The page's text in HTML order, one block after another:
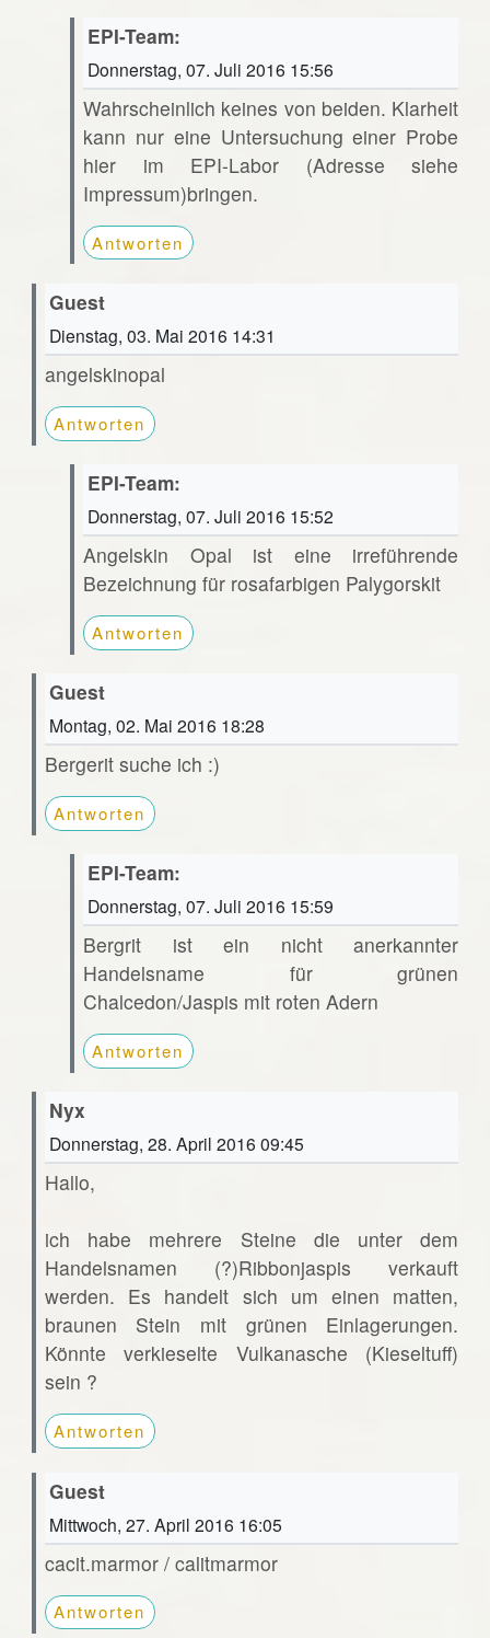
EPI-Team:
Donnerstag, 07. Juli 2016 15:56
Wahrscheinlich keines von beiden. Klarheit
kann nur eine Untersuchung einer Probe
hier im EPI-Labor (Adresse siehe
Impressum)bringen.
Antworten
Guest
Dienstag, 03. Mai 2016 14:31
angelskinopal
Antworten
EPI-Team:
Donnerstag, 07. Juli 2016 15:52
Angelskin Opal ist eine irreführende
Bezeichnung für rosafarbigen Palygorskit
Antworten
Guest
Montag, 02. Mai 2016 18:28
Bergerit suche ich :)
Antworten
EPI-Team:
Donnerstag, 07. Juli 2016 15:59
Bergrit ist ein nicht anerkannter
Handelsname für grünen
Chalcedon/Jaspis mit roten Adern
Antworten
Nyx
Donnerstag, 28. April 2016 09:45
Hallo,
ich habe mehrere Steine die unter dem
Handelsnamen (?)Ribbonjaspis verkauft
werden. Es handelt sich um einen matten,
braunen Stein mit grünen Einlagerungen.
Könnte verkieselte Vulkanasche (Kieseltuff)
sein ?
Antworten
Guest
Mittwoch, 27. April 2016 16:05
cacit.marmor / calitmarmor
Antworten